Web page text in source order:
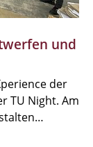
und
der
TU Night. Am